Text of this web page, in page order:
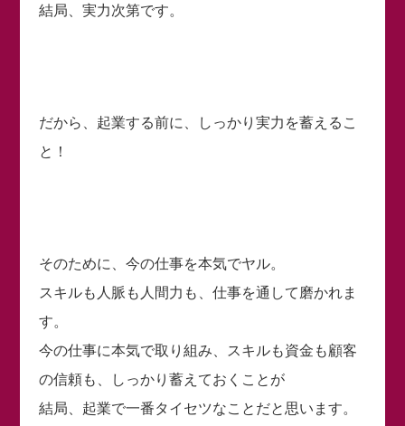
結局、実力次第です。
だから、起業する前に、しっかり実力を蓄えるこ
と！
そのために、今の仕事を本気でヤル。
スキルも人脈も人間力も、仕事を通して磨かれま
す。
今の仕事に本気で取り組み、スキルも資金も顧客
の信頼も、しっかり蓄えておくことが
結局、起業で一番タイセツなことだと思います。